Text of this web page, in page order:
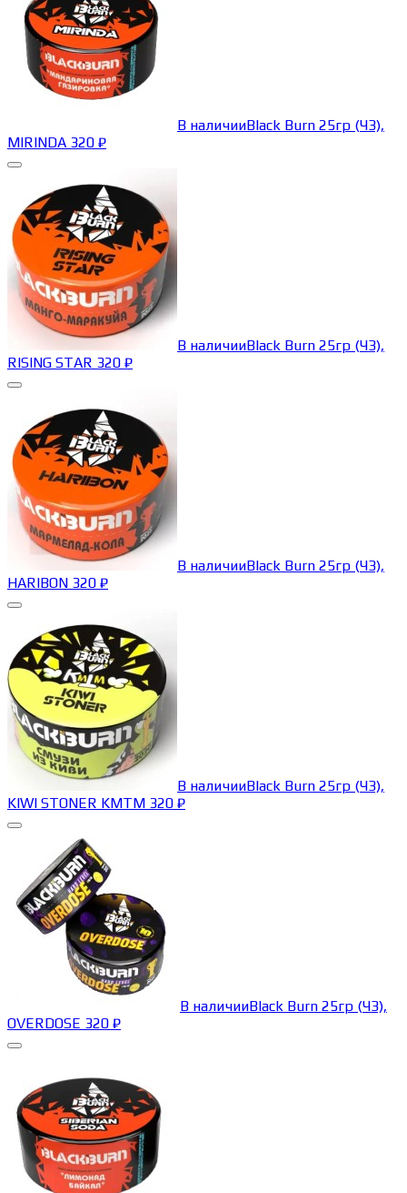
В наличииBlack Burn 25гр (ЧЗ),
MIRINDA 320 ₽
В наличииBlack Burn 25гр (ЧЗ),
RISING STAR 320 ₽
В наличииBlack Burn 25гр (ЧЗ),
HARIBON 320 ₽
В наличииBlack Burn 25гр (ЧЗ),
KIWI STONER KMTM 320 ₽
В наличииBlack Burn 25гр (ЧЗ),
OVERDOSE 320 ₽